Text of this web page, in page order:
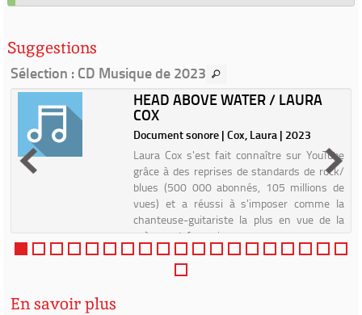
Suggestions
Sélection : CD Musique de 2023
HEAD ABOVE WATER / LAURA
COX
Document sonore | Cox, Laura | 2023
Laura Cox s'est fait connaître sur YouTube
grâce à des reprises de standards de rock/
blues (500 000 abonnés, 105 millions de
vues) et a réussi à s'imposer comme la
chanteuse-guitariste la plus en vue de la
scène rock française, g...
En savoir plus